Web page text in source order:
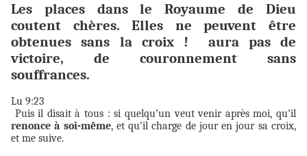
Les places dans le Royaume de Dieu
coutent chères. Elles ne peuvent être
obtenues sans la croix ! aura pas de
victoire, de couronnement sans
souffrances.
Lu 9:23
Puis il disait à tous : si quelqu’un veut venir après moi, qu’il
renonce à soi-même, et qu’il charge de jour en jour sa croix,
et me suive.